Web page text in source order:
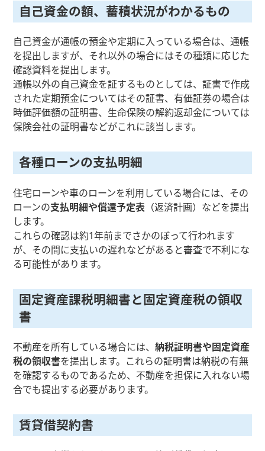
自己資金の額、蓄積状況がわかるもの
自己資金が通帳の預金や定期に入っている場合は、通帳
を提出しますが、それ以外の場合にはその種類に応じた
確認資料を提出します。
通帳以外の自己資金を証するものとしては、証書で作成
された定期預金についてはその証書、有価証券の場合は
時価評価額の証明書、生命保険の解約返却金については
保険会社の証明書などがこれに該当します。
各種ローンの支払明細
住宅ローンや車のローンを利用している場合には、その
ローンの支払明細や償還予定表 （返済計画）などを提出
します。
これらの確認は約1年前までさかのぼって行われます
が、その間に支払いの遅れなどがあると審査で不利にな
る可能性があります。
固定資産課税明細書と固定資産税の領収
書
不動産を所有している場合には、納税証明書や固定資産
税の領収書を提出します。これらの証明書は納税の有無
を確認するものであるため、不動産を担保に入れない場
合でも提出する必要があります。
賃貸借契約書